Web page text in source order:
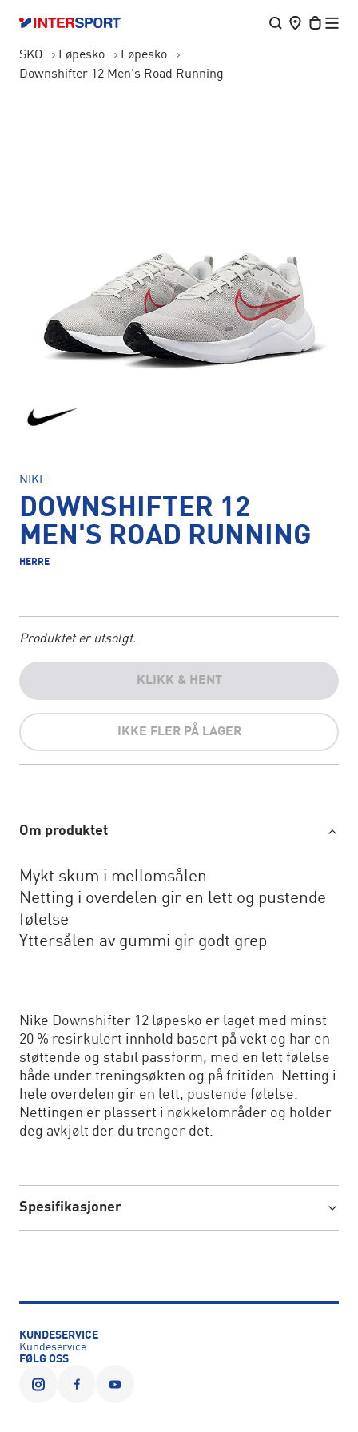
SKO Løpesko
Løpesko
Downshifter 12 Men's Road Running
NIKE
DOWNSHIFTER 12
MEN'S ROAD RUNNING
HERRE
Produktet er utsolgt.
KLIKK & HENT
IKKE FLER PÅ LAGER
Om produktet
Mykt skum i mellomsålen
Netting i overdelen gir en lett og pustende
følelse
Yttersålen av gummi gir godt grep
Nike Downshifter 12 løpesko er laget med minst
20 % resirkulert innhold basert på vekt og har en
støttende og stabil passform, med en lett følelse
både under treningsøkten og på fritiden. Netting i
hele overdelen gir en lett, pustende følelse.
Nettingen er plassert i nøkkelområder og holder
deg avkjølt der du trenger det.
Spesifikasjoner
KUNDESERVICE
Kundeservice
FØLG OSS